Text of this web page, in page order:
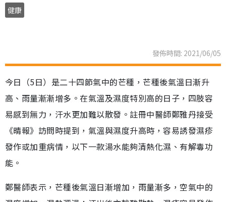
健康
發佈時間: 2021/06/05
今日（5日）是二十四節氣中的芒種，芒種後氣溫日漸升
高、雨量漸漸增多。在氣溫及濕度特別高的日子，四肢容
易感到無力，汗水更加難以散發。註冊中醫師鄭雅丹接受
《晴報》訪問時提到，氣溫與濕度升高時，容易誘發濕疹
發作或加重病情，以下一款湯水能夠清熱化濕、有解毒功
能。
鄭醫師表示，芒種後氣溫日漸增加，雨量漸多，空氣中的